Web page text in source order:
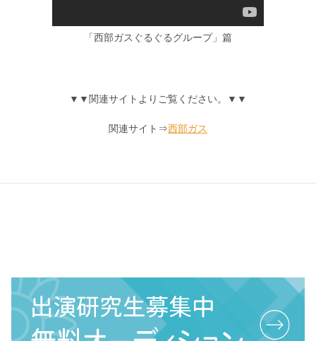
「西部ガスぐるぐるグループ」篇
▼▼関連サイトよりご覧ください。▼▼
関連サイト⇒西部ガス